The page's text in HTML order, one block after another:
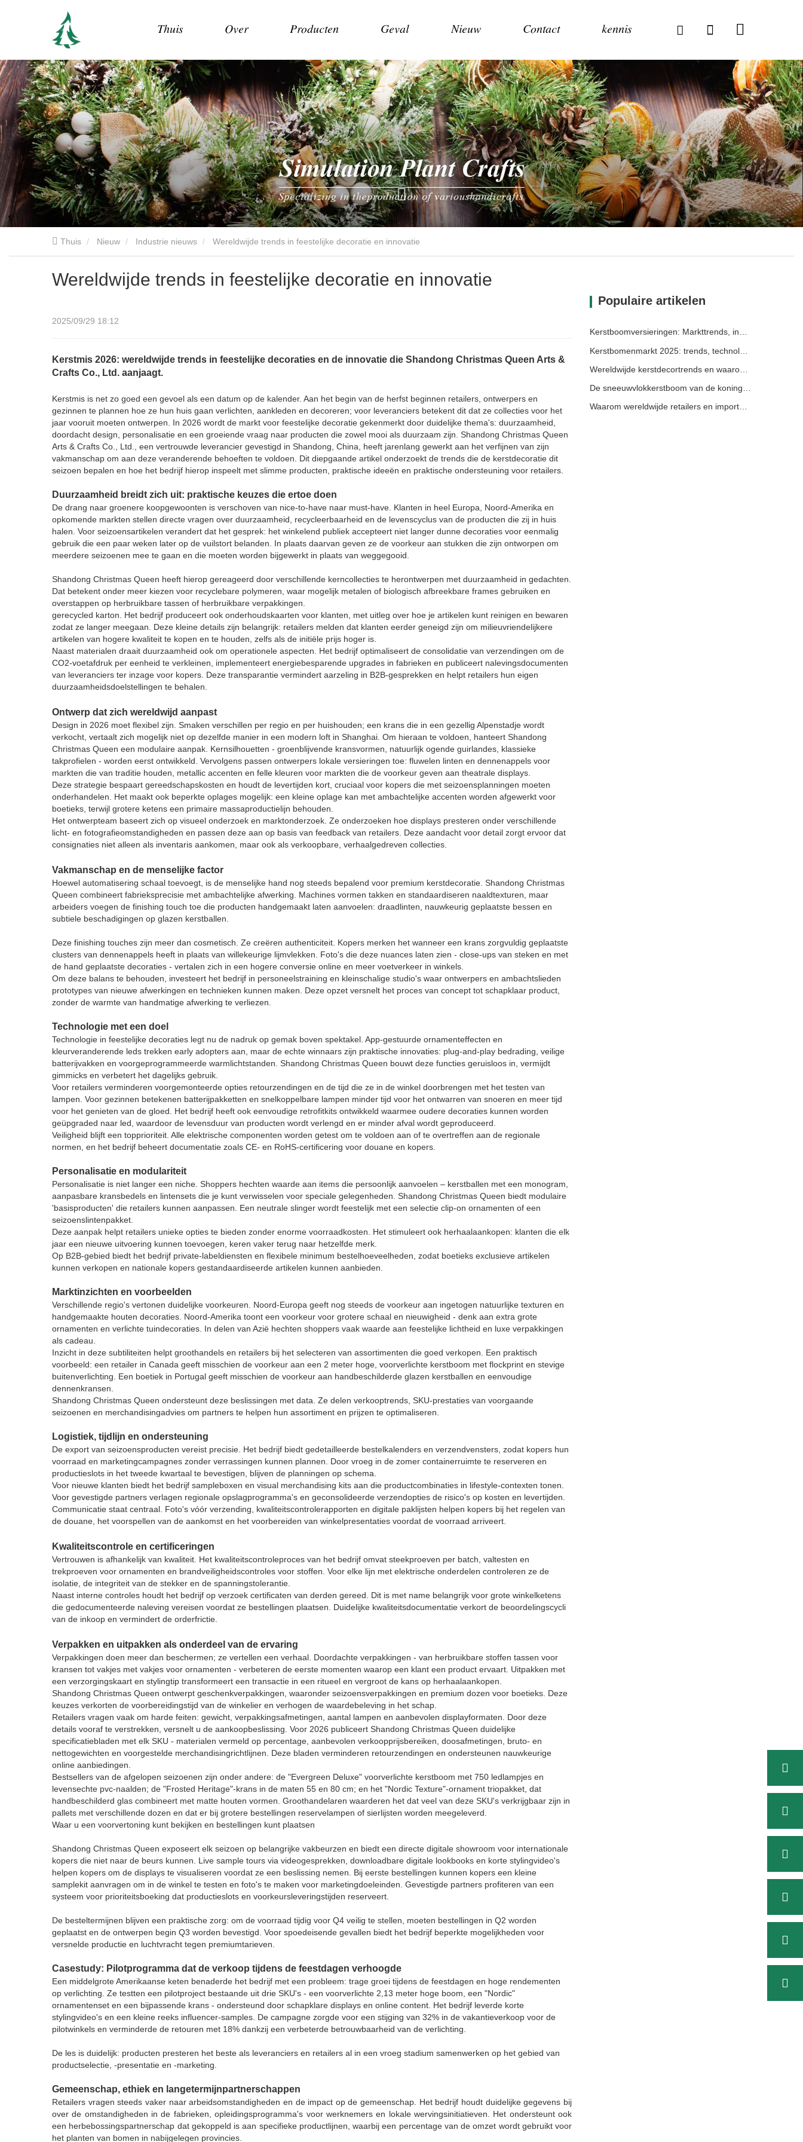
Thuis Over Producten Geval Nieuw Contact kennis
Thuis Nieuw Industrie nieuws Wereldwijde trends in feestelijke decoratie en innovatie
Wereldwijde trends in feestelijke decoratie en innovatie
2025/09/29 18:12
Kerstmis 2026: wereldwijde trends in feestelijke decoraties en de innovatie die Shandong Christmas Queen Arts &
Crafts Co., Ltd. aanjaagt.
Kerstmis is net zo goed een gevoel als een datum op de kalender. Aan het begin van de herfst beginnen retailers, ontwerpers en
gezinnen te plannen hoe ze hun huis gaan verlichten, aankleden en decoreren; voor leveranciers betekent dit dat ze collecties voor het
jaar vooruit moeten ontwerpen. In 2026 wordt de markt voor feestelijke decoratie gekenmerkt door duidelijke thema's: duurzaamheid,
doordacht design, personalisatie en een groeiende vraag naar producten die zowel mooi als duurzaam zijn. Shandong Christmas Queen
Arts & Crafts Co., Ltd., een vertrouwde leverancier gevestigd in Shandong, China, heeft jarenlang gewerkt aan het verfijnen van zijn
vakmanschap om aan deze veranderende behoeften te voldoen. Dit diepgaande artikel onderzoekt de trends die de kerstdecoratie dit
seizoen bepalen en hoe het bedrijf hierop inspeelt met slimme producten, praktische ideeën en praktische ondersteuning voor retailers.
Duurzaamheid breidt zich uit: praktische keuzes die ertoe doen
De drang naar groenere koopgewoonten is verschoven van nice-to-have naar must-have. Klanten in heel Europa, Noord-Amerika en
opkomende markten stellen directe vragen over duurzaamheid, recycleerbaarheid en de levenscyclus van de producten die zij in huis
halen. Voor seizoensartikelen verandert dat het gesprek: het winkelend publiek accepteert niet langer dunne decoraties voor eenmalig
gebruik die een paar weken later op de vuilstort belanden. In plaats daarvan geven ze de voorkeur aan stukken die zijn ontworpen om
meerdere seizoenen mee te gaan en die moeten worden bijgewerkt in plaats van weggegooid.
Shandong Christmas Queen heeft hierop gereageerd door verschillende kerncollecties te herontwerpen met duurzaamheid in gedachten.
Dat betekent onder meer kiezen voor recyclebare polymeren, waar mogelijk metalen of biologisch afbreekbare frames gebruiken en
overstappen op herbruikbare tassen of herbruikbare verpakkingen.
gerecycled karton. Het bedrijf produceert ook onderhoudskaarten voor klanten, met uitleg over hoe je artikelen kunt reinigen en bewaren
zodat ze langer meegaan. Deze kleine details zijn belangrijk: retailers melden dat klanten eerder geneigd zijn om milieuvriendelijkere
artikelen van hogere kwaliteit te kopen en te houden, zelfs als de initiële prijs hoger is.
Naast materialen draait duurzaamheid ook om operationele aspecten. Het bedrijf optimaliseert de consolidatie van verzendingen om de
CO2-voetafdruk per eenheid te verkleinen, implementeert energiebesparende upgrades in fabrieken en publiceert nalevingsdocumenten
van leveranciers ter inzage voor kopers. Deze transparantie vermindert aarzeling in B2B-gesprekken en helpt retailers hun eigen
duurzaamheidsdoelstellingen te behalen.
Ontwerp dat zich wereldwijd aanpast
Design in 2026 moet flexibel zijn. Smaken verschillen per regio en per huishouden; een krans die in een gezellig Alpenstadje wordt
verkocht, vertaalt zich mogelijk niet op dezelfde manier in een modern loft in Shanghai. Om hieraan te voldoen, hanteert Shandong
Christmas Queen een modulaire aanpak. Kernsilhouetten - groenblijvende kransvormen, natuurlijk ogende guirlandes, klassieke
takprofielen - worden eerst ontwikkeld. Vervolgens passen ontwerpers lokale versieringen toe: fluwelen linten en dennenappels voor
markten die van traditie houden, metallic accenten en felle kleuren voor markten die de voorkeur geven aan theatrale displays.
Deze strategie bespaart gereedschapskosten en houdt de levertijden kort, cruciaal voor kopers die met seizoensplanningen moeten
onderhandelen. Het maakt ook beperkte oplages mogelijk: een kleine oplage kan met ambachtelijke accenten worden afgewerkt voor
boetieks, terwijl grotere ketens een primaire massaproductielijn behouden.
Het ontwerpteam baseert zich op visueel onderzoek en marktonderzoek. Ze onderzoeken hoe displays presteren onder verschillende
licht- en fotografieomstandigheden en passen deze aan op basis van feedback van retailers. Deze aandacht voor detail zorgt ervoor dat
consignaties niet alleen als inventaris aankomen, maar ook als verkoopbare, verhaalgedreven collecties.
Vakmanschap en de menselijke factor
Hoewel automatisering schaal toevoegt, is de menselijke hand nog steeds bepalend voor premium kerstdecoratie. Shandong Christmas
Queen combineert fabrieksprecisie met ambachtelijke afwerking. Machines vormen takken en standaardiseren naaldtexturen, maar
arbeiders voegen de finishing touch toe die producten handgemaakt laten aanvoelen: draadlinten, nauwkeurig geplaatste bessen en
subtiele beschadigingen op glazen kerstballen.
Deze finishing touches zijn meer dan cosmetisch. Ze creëren authenticiteit. Kopers merken het wanneer een krans zorgvuldig geplaatste
clusters van dennenappels heeft in plaats van willekeurige lijmvlekken. Foto's die deze nuances laten zien - close-ups van steken en met
de hand geplaatste decoraties - vertalen zich in een hogere conversie online en meer voetverkeer in winkels.
Om deze balans te behouden, investeert het bedrijf in personeelstraining en kleinschalige studio's waar ontwerpers en ambachtslieden
prototypes van nieuwe afwerkingen en technieken kunnen maken. Deze opzet versnelt het proces van concept tot schapklaar product,
zonder de warmte van handmatige afwerking te verliezen.
Technologie met een doel
Technologie in feestelijke decoraties legt nu de nadruk op gemak boven spektakel. App-gestuurde ornamenteffecten en
kleurveranderende leds trekken early adopters aan, maar de echte winnaars zijn praktische innovaties: plug-and-play bedrading, veilige
batterijvakken en voorgeprogrammeerde warmlichtstanden. Shandong Christmas Queen bouwt deze functies geruisloos in, vermijdt
gimmicks en verbetert het dagelijks gebruik.
Voor retailers verminderen voorgemonteerde opties retourzendingen en de tijd die ze in de winkel doorbrengen met het testen van
lampen. Voor gezinnen betekenen batterijpakketten en snelkoppelbare lampen minder tijd voor het ontwarren van snoeren en meer tijd
voor het genieten van de gloed. Het bedrijf heeft ook eenvoudige retrofitkits ontwikkeld waarmee oudere decoraties kunnen worden
geüpgraded naar led, waardoor de levensduur van producten wordt verlengd en er minder afval wordt geproduceerd.
Veiligheid blijft een topprioriteit. Alle elektrische componenten worden getest om te voldoen aan of te overtreffen aan de regionale
normen, en het bedrijf beheert documentatie zoals CE- en RoHS-certificering voor douane en kopers.
Personalisatie en modulariteit
Personalisatie is niet langer een niche. Shoppers hechten waarde aan items die persoonlijk aanvoelen – kerstballen met een monogram,
aanpasbare kransbedels en lintensets die je kunt verwisselen voor speciale gelegenheden. Shandong Christmas Queen biedt modulaire
'basisproducten' die retailers kunnen aanpassen. Een neutrale slinger wordt feestelijk met een selectie clip-on ornamenten of een
seizoenslintenpakket.
Deze aanpak helpt retailers unieke opties te bieden zonder enorme voorraadkosten. Het stimuleert ook herhaalaankopen: klanten die elk
jaar een nieuwe uitvoering kunnen toevoegen, keren vaker terug naar hetzelfde merk.
Op B2B-gebied biedt het bedrijf private-labeldiensten en flexibele minimum bestelhoeveelheden, zodat boetieks exclusieve artikelen
kunnen verkopen en nationale kopers gestandaardiseerde artikelen kunnen aanbieden.
Marktinzichten en voorbeelden
Verschillende regio's vertonen duidelijke voorkeuren. Noord-Europa geeft nog steeds de voorkeur aan ingetogen natuurlijke texturen en
handgemaakte houten decoraties. Noord-Amerika toont een voorkeur voor grotere schaal en nieuwigheid - denk aan extra grote
ornamenten en verlichte tuindecoraties. In delen van Azië hechten shoppers vaak waarde aan feestelijke lichtheid en luxe verpakkingen
als cadeau.
Inzicht in deze subtiliteiten helpt groothandels en retailers bij het selecteren van assortimenten die goed verkopen. Een praktisch
voorbeeld: een retailer in Canada geeft misschien de voorkeur aan een 2 meter hoge, voorverlichte kerstboom met flockprint en stevige
buitenverlichting. Een boetiek in Portugal geeft misschien de voorkeur aan handbeschilderde glazen kerstballen en eenvoudige
dennenkransen.
Shandong Christmas Queen ondersteunt deze beslissingen met data. Ze delen verkooptrends, SKU-prestaties van voorgaande
seizoenen en merchandisingadvies om partners te helpen hun assortiment en prijzen te optimaliseren.
Logistiek, tijdlijn en ondersteuning
De export van seizoensproducten vereist precisie. Het bedrijf biedt gedetailleerde bestelkalenders en verzendvensters, zodat kopers hun
voorraad en marketingcampagnes zonder verrassingen kunnen plannen. Door vroeg in de zomer containerruimte te reserveren en
productieslots in het tweede kwartaal te bevestigen, blijven de planningen op schema.
Voor nieuwe klanten biedt het bedrijf sampleboxen en visual merchandising kits aan die productcombinaties in lifestyle-contexten tonen.
Voor gevestigde partners verlagen regionale opslagprogramma's en geconsolideerde verzendopties de risico's op kosten en levertijden.
Communicatie staat centraal. Foto's vóór verzending, kwaliteitscontrolerapporten en digitale paklijsten helpen kopers bij het regelen van
de douane, het voorspellen van de aankomst en het voorbereiden van winkelpresentaties voordat de voorraad arriveert.
Kwaliteitscontrole en certificeringen
Vertrouwen is afhankelijk van kwaliteit. Het kwaliteitscontroleproces van het bedrijf omvat steekproeven per batch, valtesten en
trekproeven voor ornamenten en brandveiligheidscontroles voor stoffen. Voor elke lijn met elektrische onderdelen controleren ze de
isolatie, de integriteit van de stekker en de spanningstolerantie.
Naast interne controles houdt het bedrijf op verzoek certificaten van derden gereed. Dit is met name belangrijk voor grote winkelketens
die gedocumenteerde naleving vereisen voordat ze bestellingen plaatsen. Duidelijke kwaliteitsdocumentatie verkort de beoordelingscycli
van de inkoop en vermindert de orderfrictie.
Verpakken en uitpakken als onderdeel van de ervaring
Verpakkingen doen meer dan beschermen; ze vertellen een verhaal. Doordachte verpakkingen - van herbruikbare stoffen tassen voor
kransen tot vakjes met vakjes voor ornamenten - verbeteren de eerste momenten waarop een klant een product ervaart. Uitpakken met
een verzorgingskaart en stylingtip transformeert een transactie in een ritueel en vergroot de kans op herhaalaankopen.
Shandong Christmas Queen ontwerpt geschenkverpakkingen, waaronder seizoensverpakkingen en premium dozen voor boetieks. Deze
keuzes verkorten de voorbereidingstijd van de winkelier en verhogen de waardebeleving in het schap.
Retailers vragen vaak om harde feiten: gewicht, verpakkingsafmetingen, aantal lampen en aanbevolen displayformaten. Door deze
details vooraf te verstrekken, versnelt u de aankoopbeslissing. Voor 2026 publiceert Shandong Christmas Queen duidelijke
specificatiebladen met elk SKU - materialen vermeld op percentage, aanbevolen verkoopprijsbereiken, doosafmetingen, bruto- en
nettogewichten en voorgestelde merchandisingrichtlijnen. Deze bladen verminderen retourzendingen en ondersteunen nauwkeurige
online aanbiedingen.
Bestsellers van de afgelopen seizoenen zijn onder andere: de "Evergreen Deluxe" voorverlichte kerstboom met 750 ledlampjes en
levensechte pvc-naalden; de "Frosted Heritage"-krans in de maten 55 en 80 cm; en het "Nordic Texture"-ornament triopakket, dat
handbeschilderd glas combineert met matte houten vormen. Groothandelaren waarderen het dat veel van deze SKU's verkrijgbaar zijn in
pallets met verschillende dozen en dat er bij grotere bestellingen reservelampen of sierlijsten worden meegeleverd.
Waar u een voorvertoning kunt bekijken en bestellingen kunt plaatsen
Shandong Christmas Queen exposeert elk seizoen op belangrijke vakbeurzen en biedt een directe digitale showroom voor internationale
kopers die niet naar de beurs kunnen. Live sample tours via videogesprekken, downloadbare digitale lookbooks en korte stylingvideo's
helpen kopers om de displays te visualiseren voordat ze een beslissing nemen. Bij eerste bestellingen kunnen kopers een kleine
samplekit aanvragen om in de winkel te testen en foto's te maken voor marketingdoeleinden. Gevestigde partners profiteren van een
systeem voor prioriteitsboeking dat productieslots en voorkeursleveringstijden reserveert.
De besteltermijnen blijven een praktische zorg: om de voorraad tijdig voor Q4 veilig te stellen, moeten bestellingen in Q2 worden
geplaatst en de ontwerpen begin Q3 worden bevestigd. Voor spoedeisende gevallen biedt het bedrijf beperkte mogelijkheden voor
versnelde productie en luchtvracht tegen premiumtarieven.
Casestudy: Pilotprogramma dat de verkoop tijdens de feestdagen verhoogde
Een middelgrote Amerikaanse keten benaderde het bedrijf met een probleem: trage groei tijdens de feestdagen en hoge rendementen
op verlichting. Ze testten een pilotproject bestaande uit drie SKU's - een voorverlichte 2,13 meter hoge boom, een "Nordic"
ornamentenset en een bijpassende krans - ondersteund door schapklare displays en online content. Het bedrijf leverde korte
stylingvideo's en een kleine reeks influencer-samples. De campagne zorgde voor een stijging van 32% in de vakantieverkoop voor de
pilotwinkels en verminderde de retouren met 18% dankzij een verbeterde betrouwbaarheid van de verlichting.
De les is duidelijk: producten presteren het beste als leveranciers en retailers al in een vroeg stadium samenwerken op het gebied van
productselectie, -presentatie en -marketing.
Gemeenschap, ethiek en langetermijnpartnerschappen
Retailers vragen steeds vaker naar arbeidsomstandigheden en de impact op de gemeenschap. Het bedrijf houdt duidelijke gegevens bij
over de omstandigheden in de fabrieken, opleidingsprogramma's voor werknemers en lokale wervingsinitiatieven. Het ondersteunt ook
een herbebossingspartnerschap dat gekoppeld is aan specifieke productlijnen, waarbij een percentage van de omzet wordt gebruikt voor
het planten van bomen in nabijgelegen provincies.
Populaire artikelen
Kerstboomversieringen: Markttrends, inzichten in de toeleveringsketen en inkoopgids 2025
Waarom wereldwijde retailers en importeurs voor Christmas Queen kiezen: een uitgebreide B2B-gids voor het inkopen van kerstdecoratie